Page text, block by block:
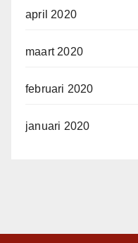
april 2020
maart 2020
februari 2020
januari 2020